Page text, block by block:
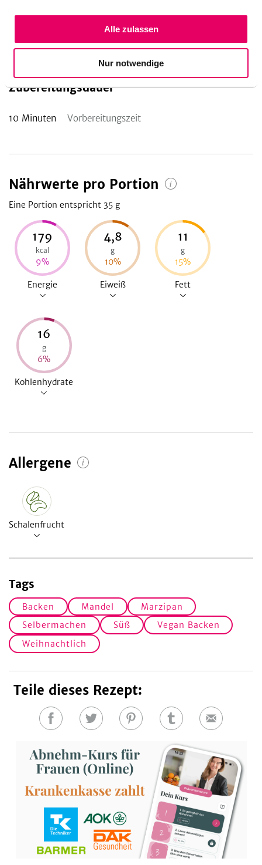
Alle zulassen
Nur notwendige
Das könnte dir auch gefallen!
Hier geht es zu unseren Lieblingsrezepten mit Marzipan:
Bratapfel mit MarzipanundNuss-Marzipan-Kissen.
Zubereitungsdauer
10 Minuten Vorbereitungszeit
Nährwerte pro Portion
Eine Portion entspricht 35 g
179
kcal
9%
Energie
4,8
g
10%
Eiweiß
11
g
15%
Fett
16
g
6%
Kohlenhydrate
Allergene
Schalenfrucht
Tags
Backen Mandel
Marzipan
Selbermachen
Süß
Vegan Backen
Weihnachtlich
Teile dieses Rezept:
Auf
teilen
Auf
teilen
Auf
teilen
Auf
teilen
E-